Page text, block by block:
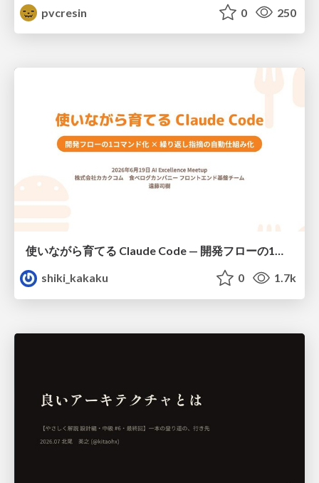
pvcresin
0 250
使いながら育てる Claude Code — 開発フローの1コマンド化 × 繰り返し指摘の自動仕組み化
shiki_kakaku
0 1.7k